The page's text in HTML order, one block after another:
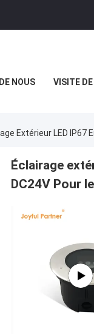
NOUS VISITE
Extérieur LED
Éclairage
DC24V Pour